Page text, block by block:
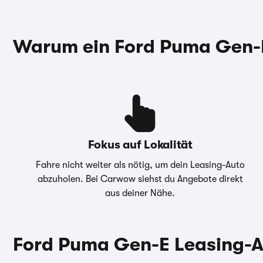
Laufzeit 36 Monate
1.450,00 €
Jährliche
Warum ein Ford Puma
Fokus auf Lokalität
Fahre nicht weiter als nötig, um dein Leasing-Auto
abzuholen. Bei Carwow siehst du Angebote direkt
aus deiner Nähe.
Ford Puma Gen-E